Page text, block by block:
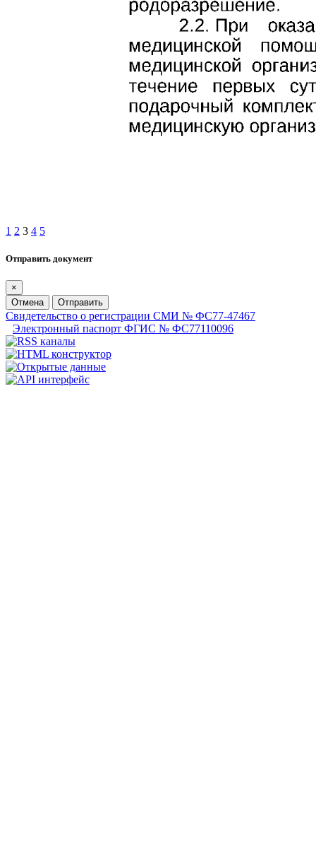
1 2 3 4 5
Отправить документ
×
Отмена
Отправить
Свидетельство о регистрации СМИ № ФС77-47467
Электронный паспорт ФГИС № ФС77110096